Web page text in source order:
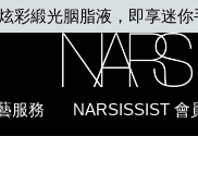
彩緞光胭脂液，即享迷
服務 NARSISSIST 會